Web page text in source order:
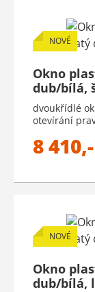
NOVÉ
Okno
dub/bílá,
dvoukřídlé
otevírání
8 410,-
NOVÉ
Okno
dub/bílá,